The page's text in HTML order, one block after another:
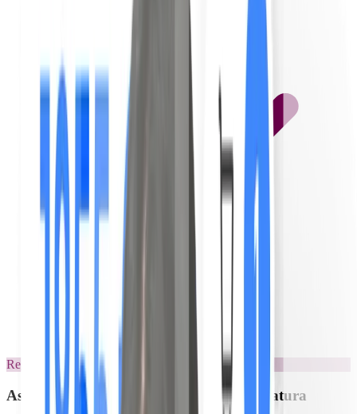
Tradução automática em 10 idiomas
Estatísticas de visualização
Regras automatizadas
As regras são finalmente lidas até à assinatura